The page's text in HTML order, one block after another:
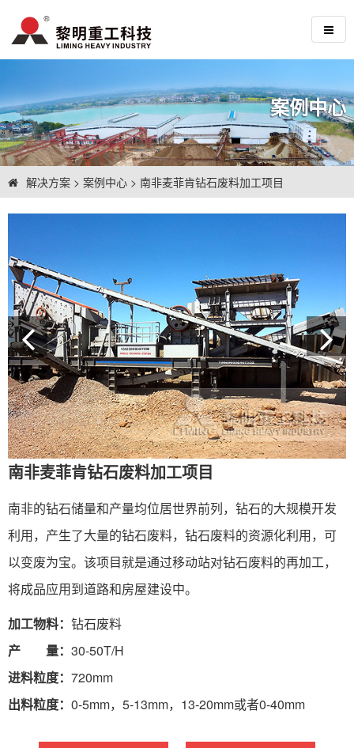
案例中心
解决方案 > 案例中心 > 南非麦菲肯钻石废料加工项目
南非麦菲肯钻石废料加工项目
南非的钻石储量和产量均位居世界前列，钻石的大规模开发
利用，产生了大量的钻石废料，钻石废料的资源化利用，可
以变废为宝。该项目就是通过移动站对钻石废料的再加工，
将成品应用到道路和房屋建设中。
加工物料： 钻石废料
产 量： 30-50T/H
进料粒度： 720mm
出料粒度： 0-5mm，5-13mm，13-20mm或者0-40mm